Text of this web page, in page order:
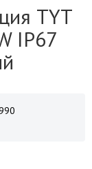
TYT
IP67